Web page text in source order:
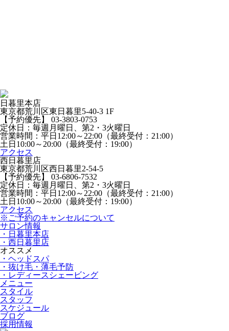
日暮里本店
東京都荒川区東日暮里5-40-3 1F
【予約優先】 03-3803-0753
定休日：毎週月曜日、第2・3火曜日
営業時間：平日12:00～22:00（最終受付：21:00）
土日10:00～20:00（最終受付：19:00）
アクセス
西日暮里店
東京都荒川区西日暮里2-54-5
【予約優先】 03-6806-7532
定休日：毎週月曜日、第2・3火曜日
営業時間：平日12:00～22:00（最終受付：21:00）
土日10:00～20:00（最終受付：19:00）
アクセス
※ご予約のキャンセルについて
サロン情報
・日暮里本店
・西日暮里店
オススメ
・ヘッドスパ
・抜け毛・薄毛予防
・レディースシェービング
メニュー
スタイル
スタッフ
スケジュール
ブログ
採用情報